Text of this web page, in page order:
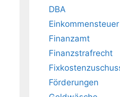
DBA
Einkommensteuer
Finanzamt
Finanzstrafrecht
Förderungen